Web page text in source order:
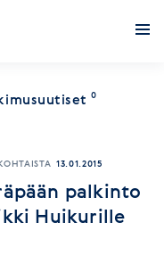
0
13.01.2015
palkinto
Huikurille